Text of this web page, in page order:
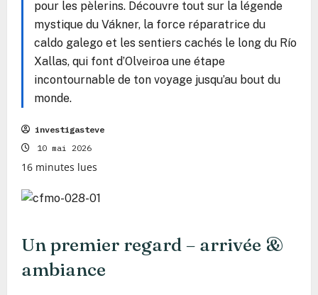
pour les pèlerins. Découvre tout sur la légende
mystique du Vákner, la force réparatrice du
caldo galego et les sentiers cachés le long du Río
Xallas, qui font d’Olveiroa une étape
incontournable de ton voyage jusqu’au bout du
monde.
investigasteve
10 mai 2026
16 minutes lues
Un premier regard – arrivée &
ambiance